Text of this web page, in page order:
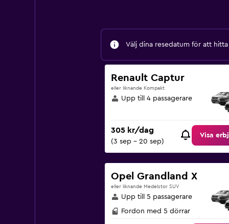
Välj dina resedatum för att
Renault Captur
eller liknande Kompakt
Upp till 4 passagerare
305 kr/dag
(3 sep - 20 sep)
Visa
Opel Grandland X
eller liknande Medelstor SUV
Upp till 5 passagerare
Fordon med 5 dörrar